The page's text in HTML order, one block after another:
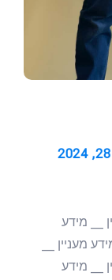
__ מידע
מעניין __
__ מידע